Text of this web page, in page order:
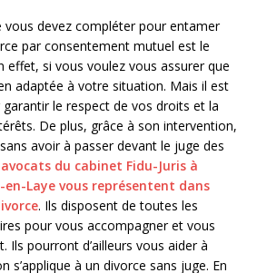
vous devez compléter pour entamer
par consentement mutuel est le
effet, si vous voulez vous assurer que
adaptée à votre situation. Mais il est
le respect de vos droits et la
De plus, grâce à son intervention,
avoir à passer devant le juge des
avocats du cabinet Fidu-Juris à
en-Laye vous représentent dans
. Ils disposent de toutes les
pour vous accompagner et vous
Ils pourront d’ailleurs vous aider à
s’applique à un divorce sans juge. En